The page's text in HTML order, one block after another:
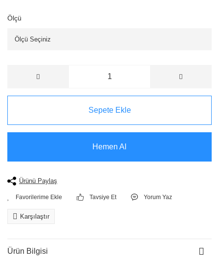
Ölçü
Sepete Ekle
Hemen Al
Ürünü Paylaş
Tavsiye Et Yorum Yaz
Karşılaştır
Ürün Bilgisi